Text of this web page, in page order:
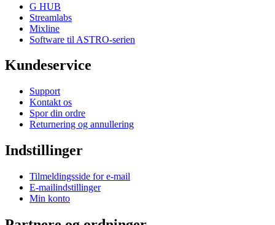
G HUB
Streamlabs
Mixline
Software til ASTRO-serien
Kundeservice
Support
Kontakt os
Spor din ordre
Returnering og annullering
Indstillinger
Tilmeldingsside for e-mail
E-mailindstillinger
Min konto